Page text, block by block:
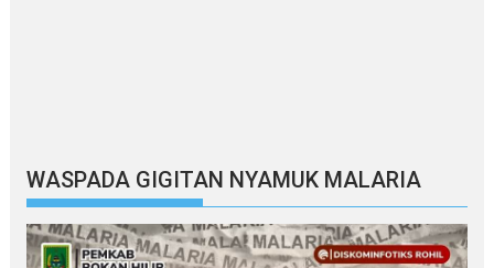
WASPADA GIGITAN NYAMUK MALARIA